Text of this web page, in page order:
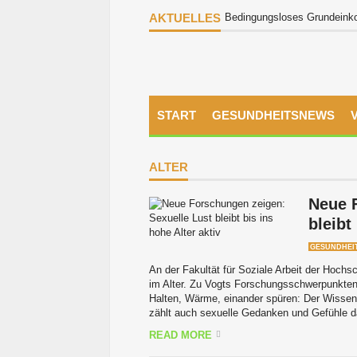
AKTUELLES Bedingungsloses
START GESUNDHEITSNEWS
ALTER
Neue
bleibt
An der Fakultät für Soziale Arbeit der
im Alter. Zu Vogts
Halten, Wärme, einander spüren: Der
zählt auch sexuelle Gedanken und Gefühle
READ MORE